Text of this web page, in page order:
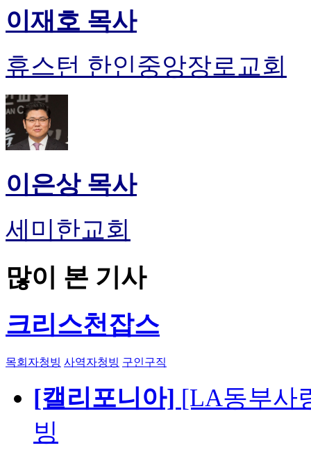
이재호 목사
휴스턴 한인중앙장로교회
이은상 목사
세미한교회
많이 본 기사
크리스천잡스
목회자청빙 사역자청빙 구인구직
[캘리포니아] [LA동부사
빙